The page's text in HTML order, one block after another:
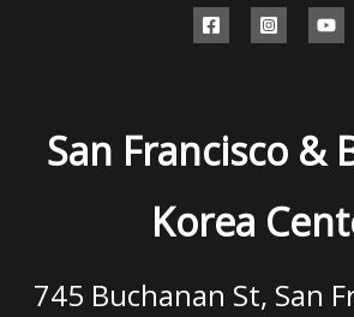
San Francisco &
Korea
745 Buchanan St, San